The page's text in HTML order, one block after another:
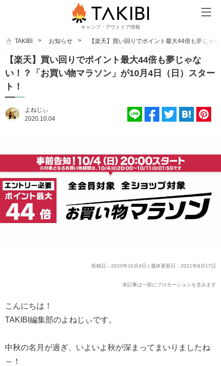
キャンプ・アウトドア情報
TAKIBI お知らせ 【楽天】買い回りでポイント最大44倍も夢じゃ
【楽天】買い回りでポイント最大44倍も夢じゃな
い！？「お買い物マラソン」が10月4日（日）スター
ト！
よねじぃ
2020.10.04
投稿日：2020年10月4日 | 最終更新日：2021年8月17日
本記事は一部にプロモーションを含みます
こんにちは！
TAKIBI編集部のよねじぃです。
中秋の名月が過ぎ、いよいよ秋が深まってまいりましたね
～！